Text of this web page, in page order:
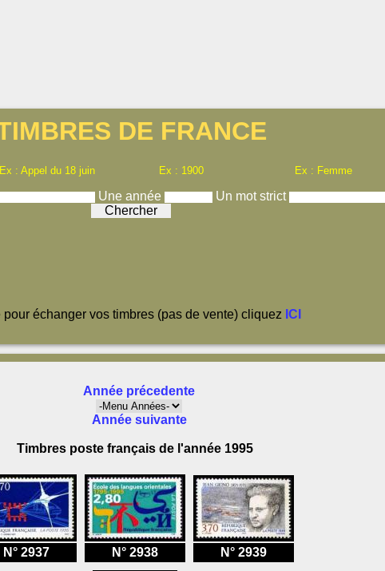
DE FRANCE
Ex : Appel du 18 juin Ex : 1900 Ex : Femme
Une année Un mot strict
pour échanger vos timbres (pas de vente) cliquez ICI
Année précedente
Année suivante
Timbres poste français de l'année 1995
N° 2937 N° 2938 N° 2939